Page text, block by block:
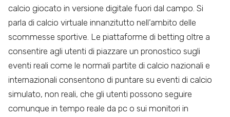
calcio giocato in versione digitale fuori dal campo. Si
parla di calcio virtuale innanzitutto nell’ambito delle
scommesse sportive. Le piattaforme di betting oltre a
consentire agli utenti di piazzare un pronostico sugli
eventi reali come le normali partite di calcio nazionali e
internazionali consentono di puntare su eventi di calcio
simulato, non reali, che gli utenti possono seguire
comunque in tempo reale da pc o sui monitori in